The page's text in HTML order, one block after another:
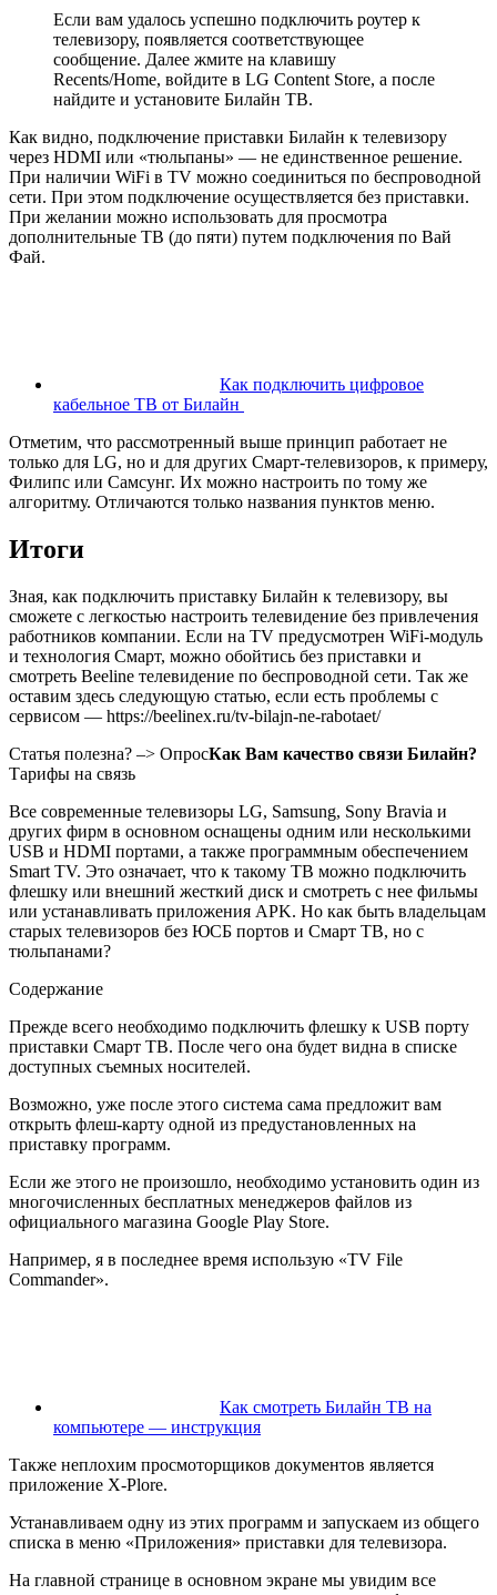
Если вам удалось успешно подключить роутер к
телевизору, появляется соответствующее
сообщение. Далее жмите на клавишу
Recents/Home, войдите в LG Content Store, а после
найдите и установите Билайн ТВ.
Как видно, подключение приставки Билайн к телевизору
через HDMI или «тюльпаны» — не единственное решение.
При наличии WiFi в TV можно соединиться по беспроводной
сети. При этом подключение осуществляется без приставки.
При желании можно использовать для просмотра
дополнительные ТВ (до пяти) путем подключения по Вай
Фай.
Как подключить цифровое
кабельное ТВ от Билайн
Отметим, что рассмотренный выше принцип работает не
только для LG, но и для других Смарт-телевизоров, к примеру,
Филипс или Самсунг. Их можно настроить по тому же
алгоритму. Отличаются только названия пунктов меню.
Итоги
Зная, как подключить приставку Билайн к телевизору, вы
сможете с легкостью настроить телевидение без привлечения
работников компании. Если на TV предусмотрен WiFi-модуль
и технология Смарт, можно обойтись без приставки и
смотреть Beeline телевидение по беспроводной сети. Так же
оставим здесь следующую статью, если есть проблемы с
сервисом — https://beelinex.ru/tv-bilajn-ne-rabotaet/
Статья полезна? –> ОпросКак Вам качество связи Билайн?
Тарифы на связь
Все современные телевизоры LG, Samsung, Sony Bravia и
других фирм в основном оснащены одним или несколькими
USB и HDMI портами, а также программным обеспечением
Smart TV. Это означает, что к такому ТВ можно подключить
флешку или внешний жесткий диск и смотреть с нее фильмы
или устанавливать приложения APK. Но как быть владельцам
старых телевизоров без ЮСБ портов и Смарт ТВ, но с
тюльпанами?
Содержание
Прежде всего необходимо подключить флешку к USB порту
приставки Смарт ТВ. После чего она будет видна в списке
доступных съемных носителей.
Возможно, уже после этого система сама предложит вам
открыть флеш-карту одной из предустановленных на
приставку программ.
Если же этого не произошло, необходимо установить один из
многочисленных бесплатных менеджеров файлов из
официального магазина Google Play Store.
Например, я в последнее время использую «TV File
Commander».
Как смотреть Билайн ТВ на
компьютере — инструкция
Также неплохим просмоторщиков документов является
приложение X-Plore.
Устанавливаем одну из этих программ и запускаем из общего
списка в меню «Приложения» приставки для телевизора.
На главной странице в основном экране мы увидим все